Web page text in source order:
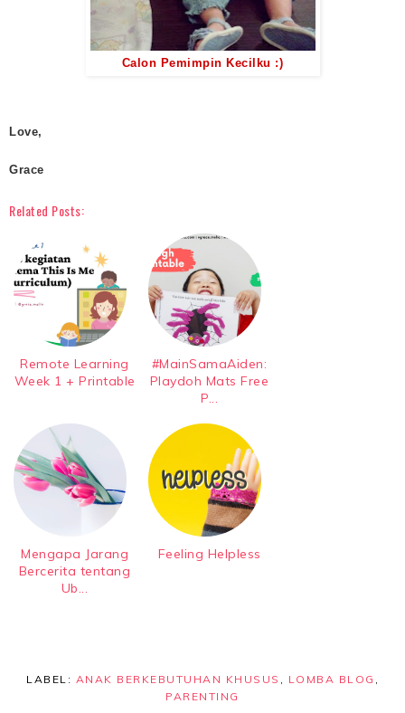
Calon Pemimpin Kecilku :)
Love,
Grace
Related Posts:
Remote Learning
Week 1 + Printable
#MainSamaAiden:
Playdoh Mats Free
P...
Mengapa Jarang
Bercerita tentang
Ub...
Feeling Helpless
LABEL: ANAK BERKEBUTUHAN KHUSUS LOMBA BLOG
PARENTING